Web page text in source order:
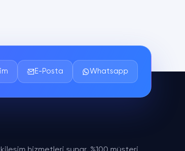
E-Posta Whatsapp